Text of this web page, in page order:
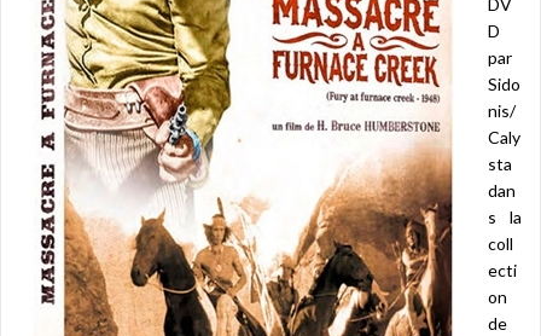
DV
D
par
Sido
nis/
Caly
sta
dan
s la
coll
ecti
on
de